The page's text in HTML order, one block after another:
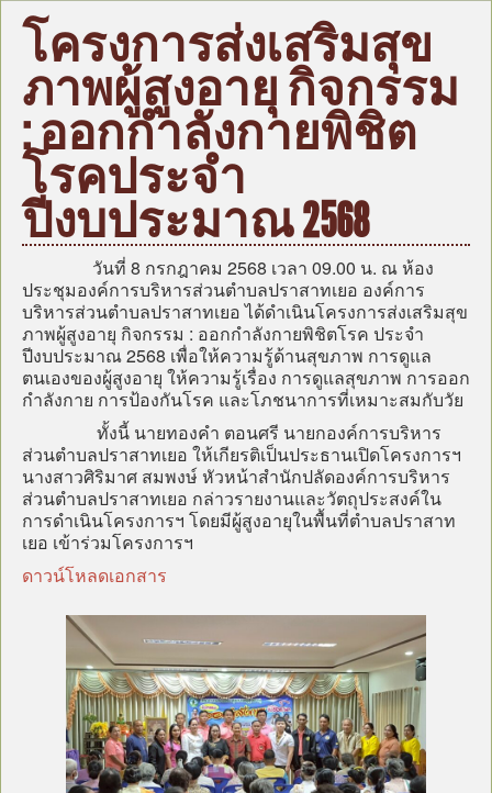
หน้าแรก
บุคลากร
ข้อมูลหน่วยงาน
กฎหมาย/ระเบียบ/คู่มือ
ข่าวสาร อบต.
แผน
ภารกิจ/กิจกรรม
มาตรการป้องกันการทุจริต
หน่วยตรวจสอบภายใน
ศูนย์บริการร่วม (Oss)
แบบประเมินความพึงพอใจ
กระดานถาม-ตอบ
ITA
โครงการส่งเสริมสุข
ภาพผู้สูงอายุ กิจกรรม
: ออกกำลังกายพิชิต
โรคประจํา
ปีงบประมาณ 2568
วันที่ 8 กรกฎาคม 2568 เวลา 09.00 น. ณ ห้อง
ประชุมองค์การบริหารส่วนตำบลปราสาทเยอ องค์การ
บริหารส่วนตำบลปราสาทเยอ ได้ดำเนินโครงการส่งเสริมสุข
ภาพผู้สูงอายุ กิจกรรม : ออกกำลังกายพิชิตโรค ประจำ
ปีงบประมาณ 2568 เพื่อให้ความรู้ด้านสุขภาพ การดูแล
ตนเองของผู้สูงอายุ ให้ความรู้เรื่อง การดูแลสุขภาพ การออก
กำลังกาย การป้องกันโรค และโภชนาการที่เหมาะสมกับวัย
ทั้งนี้ นายทองคำ ตอนศรี นายกองค์การบริหาร
ส่วนตำบลปราสาทเยอ ให้เกียรติเป็นประธานเปิดโครงการฯ
นางสาวศิริมาศ สมพงษ์ หัวหน้าสำนักปลัดองค์การบริหาร
ส่วนตำบลปราสาทเยอ กล่าวรายงานและวัตถุประสงค์ใน
การดำเนินโครงการฯ โดยมีผู้สูงอายุในพื้นที่ตำบลปราสาท
เยอ เข้าร่วมโครงการฯ
ดาวน์โหลดเอกสาร